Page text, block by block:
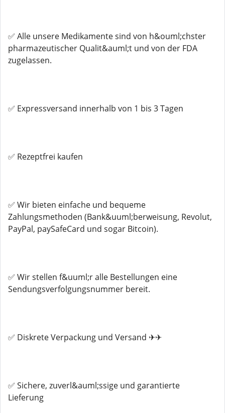
✅ Alle unsere Medikamente sind von h&ouml;chster
pharmazeutischer Qualit&auml;t und von der FDA
zugelassen.
✅ Expressversand innerhalb von 1 bis 3 Tagen
✅ Rezeptfrei kaufen
✅ Wir bieten einfache und bequeme
Zahlungsmethoden (Bank&uuml;berweisung, Revolut,
PayPal, paySafeCard und sogar Bitcoin).
✅ Wir stellen f&uuml;r alle Bestellungen eine
Sendungsverfolgungsnummer bereit.
✅ Diskrete Verpackung und Versand ✈✈
✅ Sichere, zuverl&auml;ssige und garantierte
Lieferung